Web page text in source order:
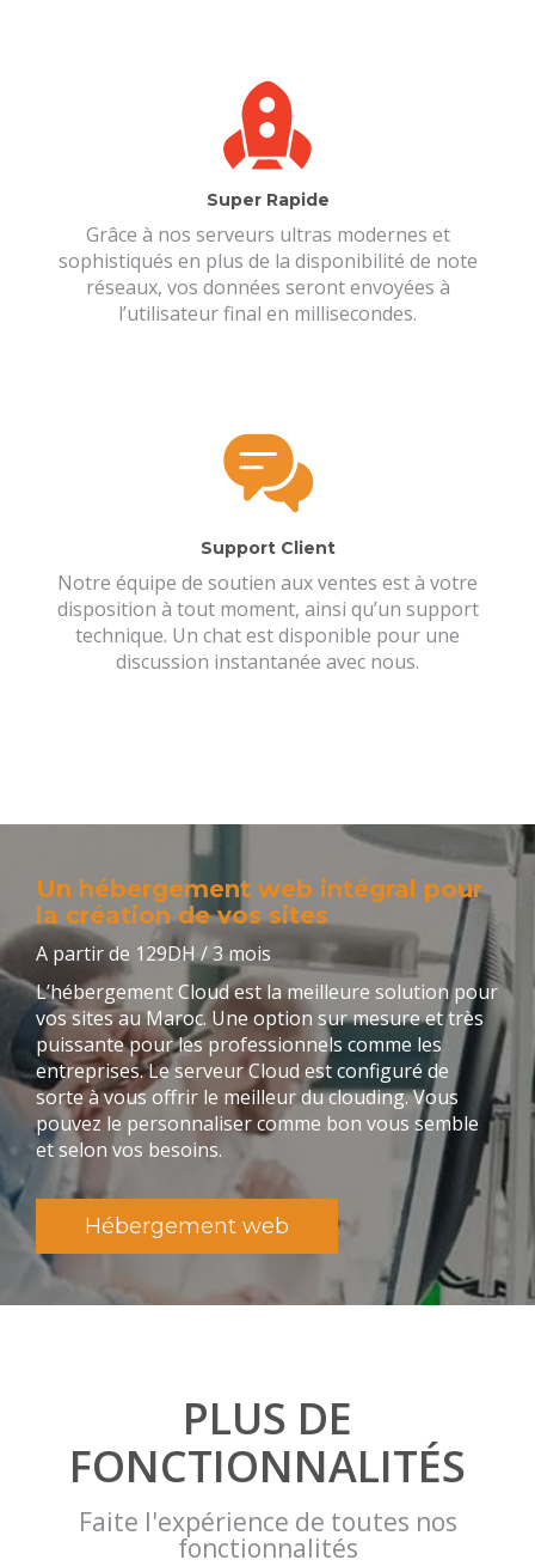
Super Rapide
Grâce à nos serveurs ultras modernes et
sophistiqués en plus de la disponibilité de note
réseaux, vos données seront envoyées à
l’utilisateur final en millisecondes.
Support Client
Notre équipe de soutien aux ventes est à votre
disposition à tout moment, ainsi qu’un support
technique. Un chat est disponible pour une
discussion instantanée avec nous.
Un hébergement web intégral pour
la création de vos sites
A partir de 129DH / 3 mois
L’hébergement Cloud est la meilleure solution pour
vos sites au Maroc. Une option sur mesure et très
puissante pour les professionnels comme les
entreprises. Le serveur Cloud est configuré de
sorte à vous offrir le meilleur du clouding. Vous
pouvez le personnaliser comme bon vous semble
et selon vos besoins.
Hébergement web
PLUS DE
FONCTIONNALITÉS
Faite l'expérience de toutes nos
fonctionnalités